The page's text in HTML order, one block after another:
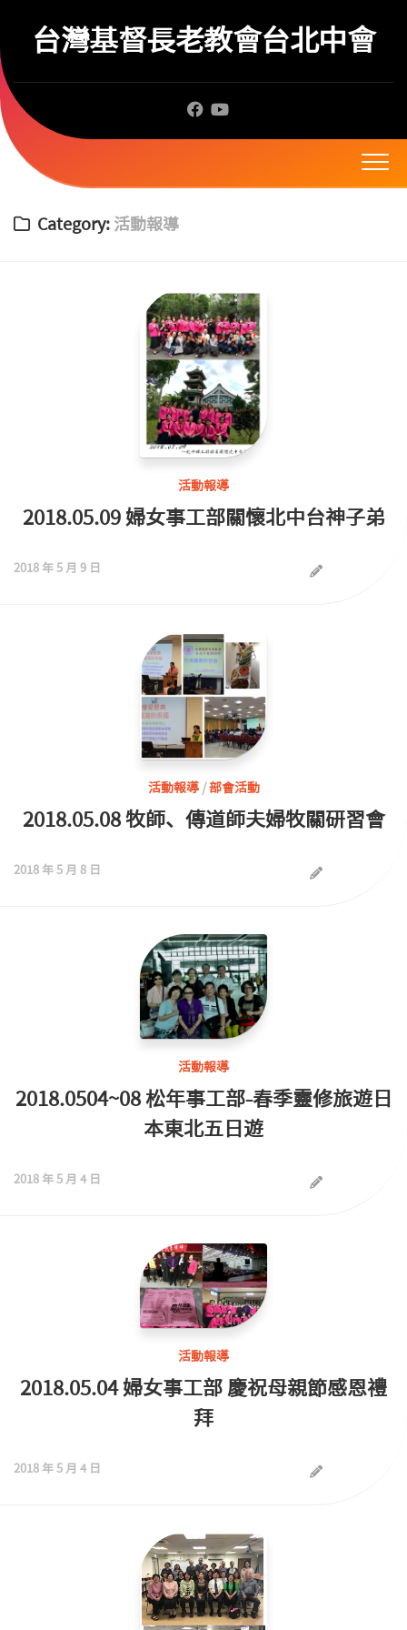
content台灣基督長老教會台北中會
Category: 活動報導
活動報導
2018.05.09 婦女事工部關懷北中台神子弟
2018 年 5 月 9 日
活動報導/部會活動
2018.05.08 牧師、傳道師夫婦牧關研習會
2018 年 5 月 8 日
活動報導
2018.0504~08 松年事工部-春季靈修旅遊日
本東北五日遊
2018 年 5 月 4 日
活動報導
2018.05.04 婦女事工部 慶祝母親節感恩禮
拜
2018 年 5 月 4 日